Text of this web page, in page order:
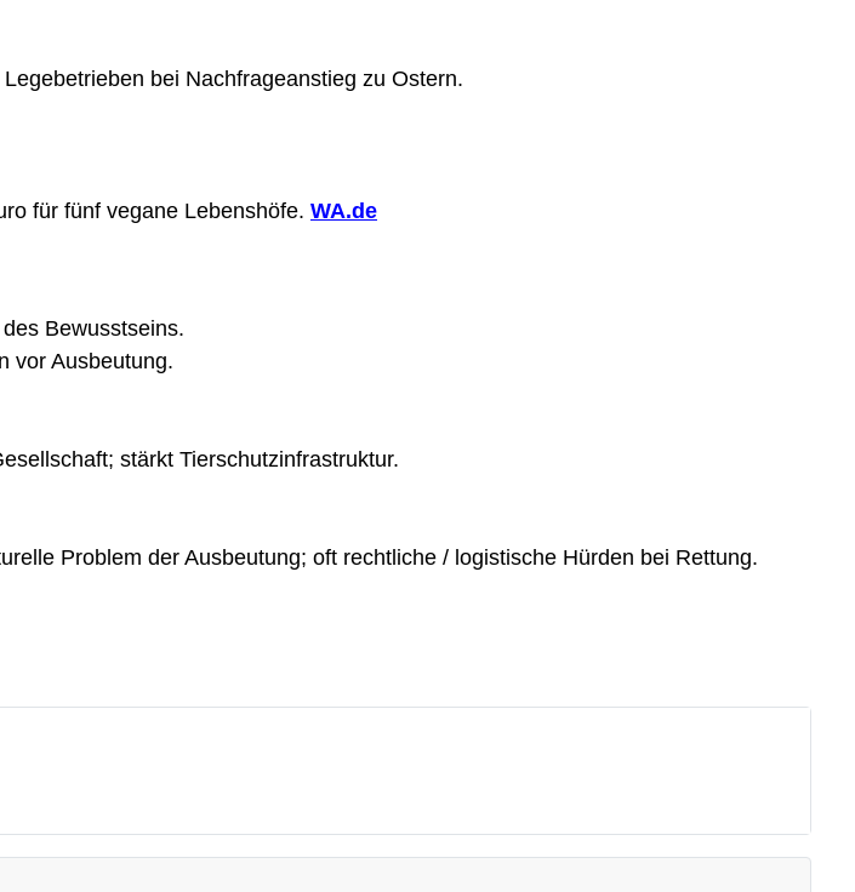
bei Nachfrageanstieg zu Ostern.
für fünf vegane Lebenshöfe. WA.de
Bewusstseins.
vor Ausbeutung.
stärkt Tierschutzinfrastruktur.
Problem der Ausbeutung; oft rechtliche / logistische Hürden bei Rettung.